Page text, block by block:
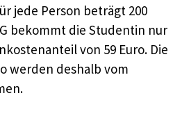
jede Person beträgt 200
bekommt die Studentin nur
von 59 Euro. Die
werden deshalb vom